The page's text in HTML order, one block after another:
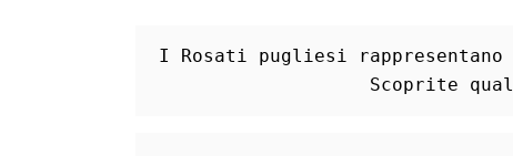
I Rosati pugliesi
Scoprite